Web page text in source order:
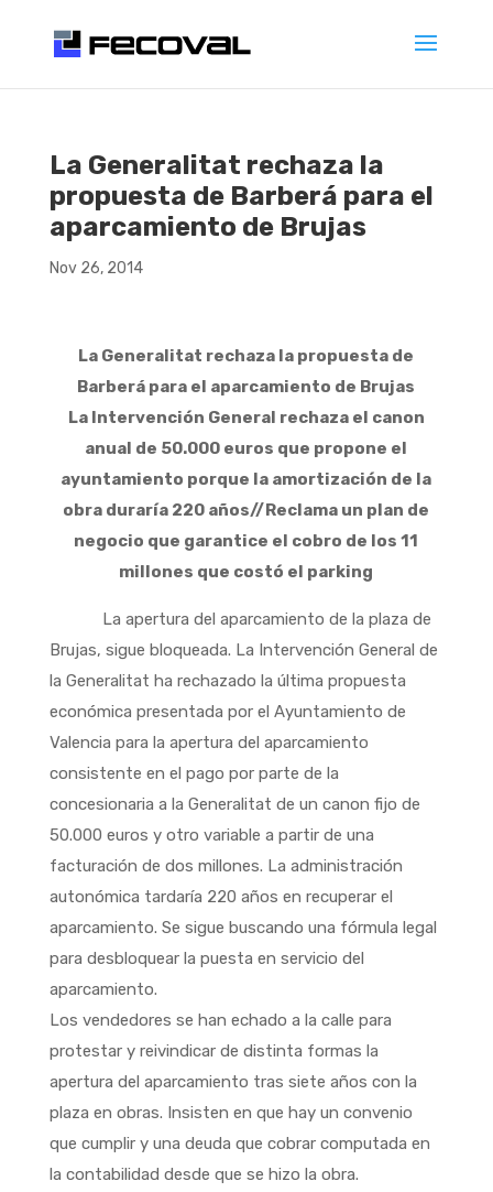
La Generalitat rechaza la
propuesta de Barberá para el
aparcamiento de Brujas
Nov 26, 2014
La Generalitat rechaza la propuesta de
Barberá para el aparcamiento de Brujas
La Intervención General rechaza el canon
anual de 50.000 euros que propone el
ayuntamiento porque la amortización de la
obra duraría 220 años//Reclama un plan de
negocio que garantice el cobro de los 11
millones que costó el parking
La apertura del aparcamiento de la plaza de
Brujas, sigue bloqueada. La Intervención General de
la Generalitat ha rechazado la última propuesta
económica presentada por el Ayuntamiento de
Valencia para la apertura del aparcamiento
consistente en el pago por parte de la
concesionaria a la Generalitat de un canon fijo de
50.000 euros y otro variable a partir de una
facturación de dos millones. La administración
autonómica tardaría 220 años en recuperar el
aparcamiento. Se sigue buscando una fórmula legal
para desbloquear la puesta en servicio del
aparcamiento.
Los vendedores se han echado a la calle para
protestar y reivindicar de distinta formas la
apertura del aparcamiento tras siete años con la
plaza en obras. Insisten en que hay un convenio
que cumplir y una deuda que cobrar computada en
la contabilidad desde que se hizo la obra.